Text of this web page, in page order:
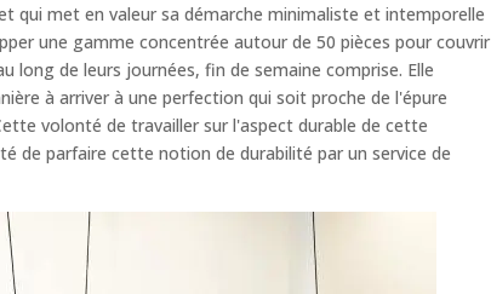
qui met en valeur sa démarche minimaliste et intemporelle
une gamme concentrée autour de 50 pièces pour couvrir
de leurs journées, fin de semaine comprise. Elle
à arriver à une perfection qui soit proche de l'épure
volonté de travailler sur l'aspect durable de cette
de parfaire cette notion de durabilité par un service de